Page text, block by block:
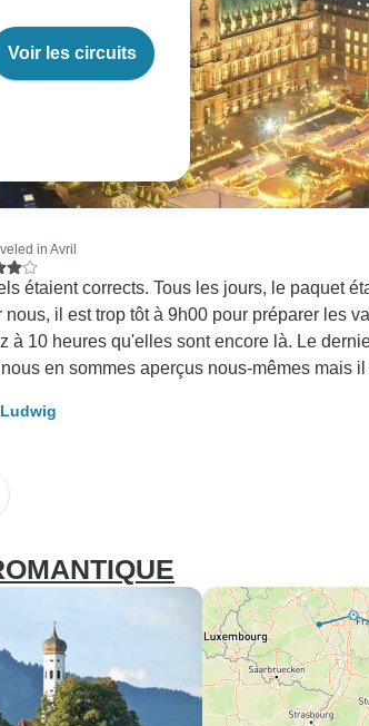
Voir les circuits
in Avril
étaient corrects. Tous les jours, le paquet
nous, il est trop tôt à 9h00 pour préparer les
à 10 heures qu'elles sont encore là. Le
en sommes aperçus nous-mêmes mais
de l'organisation du voyage.